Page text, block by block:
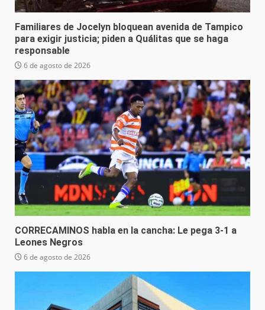
Familiares de Jocelyn bloquean avenida de Tampico
para exigir justicia; piden a Quálitas que se haga
responsable
6 de agosto de 2026
CORRECAMINOS habla en la cancha: Le pega 3-1 a
Leones Negros
6 de agosto de 2026